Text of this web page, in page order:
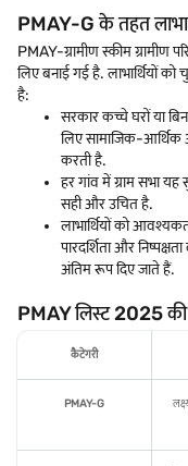
PMAY-G के तहत
PMAY-ग्रामीण स्कीम ग्रामीण
लिए बनाई गई है. लाभार्थियों को
है:
सरकार कच्चे घरों या
लिए सामाजिक-आर्थिक
करती है.
हर गांव में ग्राम सभा
सही और उचित है.
लाभार्थियों को
पारदर्शिता और
अंतिम रूप दिए जाते हैं.
PMAY लिस्ट 2025
कैटेगरी
PMAY-G